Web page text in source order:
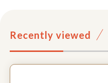
Recently viewed